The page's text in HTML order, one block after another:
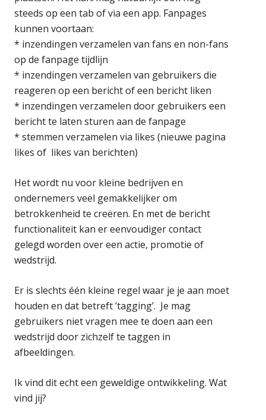
steeds op een tab of via een app. Fanpages
kunnen voortaan:
* inzendingen verzamelen van fans en non-fans
op de fanpage tijdlijn
* inzendingen verzamelen van gebruikers die
reageren op een bericht of een bericht liken
* inzendingen verzamelen door gebruikers een
bericht te laten sturen aan de fanpage
* stemmen verzamelen via likes (nieuwe pagina
likes of likes van berichten)
Het wordt nu voor kleine bedrijven en
ondernemers veel gemakkelijker om
betrokkenheid te creëren. En met de bericht
functionaliteit kan er eenvoudiger contact
gelegd worden over een actie, promotie of
wedstrijd.
Er is slechts één kleine regel waar je je aan moet
houden en dat betreft ’tagging’. Je mag
gebruikers niet vragen mee te doen aan een
wedstrijd door zichzelf te taggen in
afbeeldingen.
Ik vind dit echt een geweldige ontwikkeling. Wat
vind jij?